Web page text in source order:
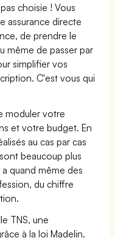
choisie ! Vous
assurance directe
de prendre le
même de passer par
simplifier vos
C'est vous qui
moduler votre
et votre budget. En
au cas par cas
beaucoup plus
quand même des
du chiffre
TNS, une
à la loi Madelin.